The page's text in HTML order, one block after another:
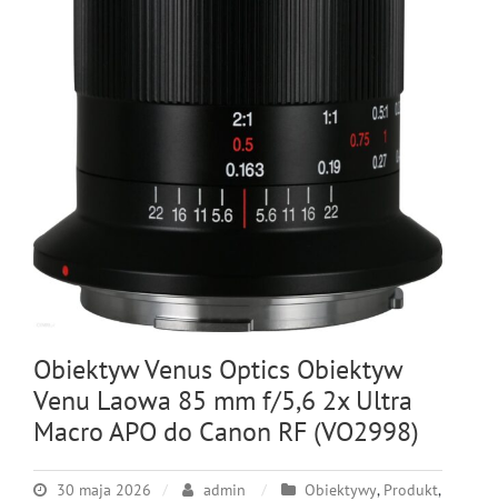
Obiektyw Venus Optics Obiektyw
Venu Laowa 85 mm f/5,6 2x Ultra
Macro APO do Canon RF (VO2998)
30 maja 2026 admin Obiektywy, Produkt,